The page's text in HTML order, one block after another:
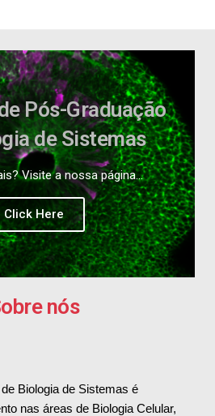
Pós-Graduação
de Sistemas
Visite a nossa página...
Click Here
nós
Biologia de Sistemas é
nas áreas de Biologia Celular,